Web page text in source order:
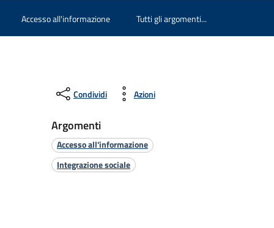
Accesso all'informazione Tutti gli argomenti...
Condividi Azioni
Argomenti
Accesso all'informazione
Integrazione sociale